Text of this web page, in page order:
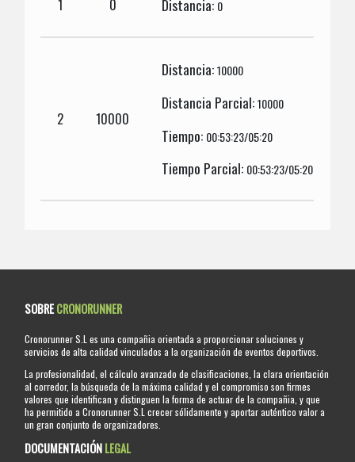
1 0 Distancia: 0
2 10000
Distancia:10000
Distancia Parcial:10000
Tiempo: 00:53:23/05:20
Tiempo Parcial: 00:53:23/05:20
SOBRECRONORUNNER
Cronorunner S.L es una compañia orientada a proporcionar soluciones y
servicios de alta calidad vinculados a la organización de eventos deportivos.
La profesionalidad, el cálculo avanzado de clasificaciones, la clara orientación
al corredor, la búsqueda de la máxima calidad y el compromiso son firmes
valores que identifican y distinguen la forma de actuar de la compañia, y que
ha permitido a Cronorunner S.L crecer sólidamente y aportar auténtico valor a
un gran conjunto de organizadores.
DOCUMENTACIÓNLEGAL